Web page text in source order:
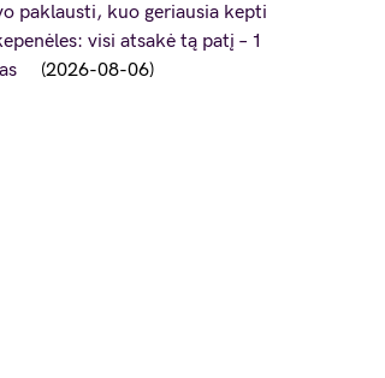
paklausti, kuo geriausia kepti
visi atsakė tą patį – 1
2026-08-06